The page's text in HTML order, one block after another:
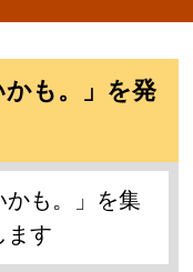
も。」を発
も。」を集
ます